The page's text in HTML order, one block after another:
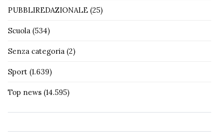
PUBBLIREDAZIONALE (25)
Scuola (534)
Senza categoria (2)
Sport (1.639)
Top news (14.595)